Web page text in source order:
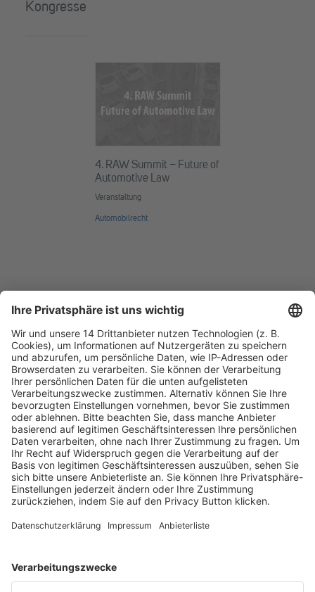
Kongresse
4. RAW Summit – Future of
Automotive Law
Veranstaltung
Automobilrecht
Fachmedien Recht und Wirtschaft
Ein Fachbereich der
dfv Mediengruppe
Mainzer Landstr. 251
60326 Frankfurt am Main
E-Mail:info@ruw.de
Web:https://www.ruw.de
AGB